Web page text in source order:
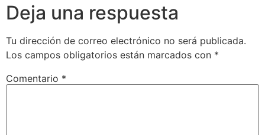
Deja una respuesta
Tu dirección de correo electrónico no será publicada.
Los campos obligatorios están marcados con *
Comentario *